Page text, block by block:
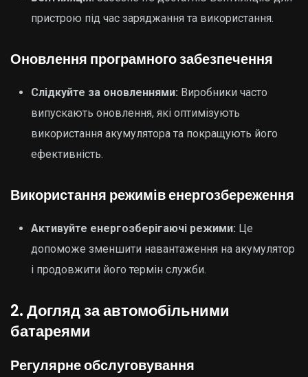
пристрою під час заряджання та використання.
Оновлення програмного забезпечення
Слідкуйте за оновленнями: Виробники часто
випускають оновлення, які оптимізують
використання акумулятора та покращують його
ефективність.
Використання режимів енергозбереження
Активуйте енергозберігаючі режими: Це
допоможе зменшити навантаження на акумулятор
і продовжити його термін служби.
2. Догляд за автомобільними
батареями
Регулярне обслуговування